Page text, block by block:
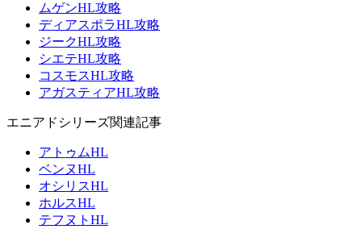
ムゲンHL攻略
ディアスポラHL攻略
ジークHL攻略
シエテHL攻略
コスモスHL攻略
アガスティアHL攻略
エニアドシリーズ関連記事
アトゥムHL
ベンヌHL
オシリスHL
ホルスHL
テフヌトHL